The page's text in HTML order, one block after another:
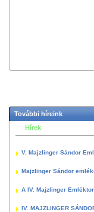
További híreink
Hírek
V. Majzlinger Sándor
Majzlinger Sándor
A IV. Majzlinger
IV. MAJZLINGER